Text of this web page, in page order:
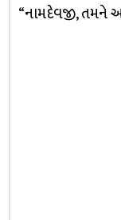
“નામદેવજી, તમને